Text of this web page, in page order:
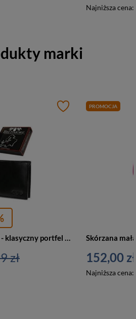
Najniższa cena:
marki
Zestaw skórzany męski - klasyczny portfel czarny, pasek do spodni T92
zł
PROMOCJA
152,00 zł
Najniższa cena: